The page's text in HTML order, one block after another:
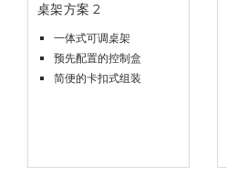
桌架方案 2
一体式可调桌架
预先配置的控制盒
简便的卡扣式组装